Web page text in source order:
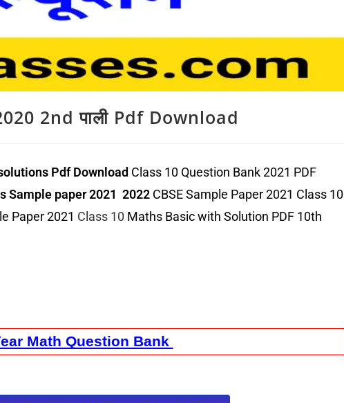
2nd पाली Pdf Download
Pdf Download Class 10 Question Bank 2021 PDF
Sample paper 2021 2022 CBSE Sample Paper 2021 Class 10
Paper 2021 Class 10 Maths Basic with Solution PDF 10th
Math Question Bank